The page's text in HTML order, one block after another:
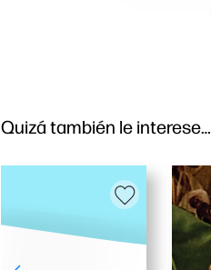
Quizá también le interese…